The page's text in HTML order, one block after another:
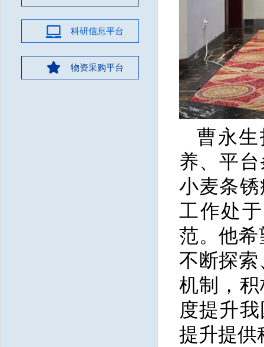
科研信息平台
物资采购平台
曹永
养、平
小麦条
工作处
范。他希
不断探索
机制，
度提升
提升提供